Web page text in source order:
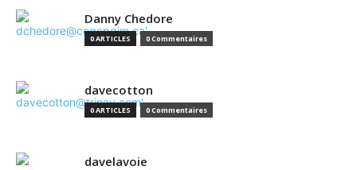
Danny Chedore
0 ARTICLES 0 Commentaires
davecotton
0 ARTICLES 0 Commentaires
davelavoie